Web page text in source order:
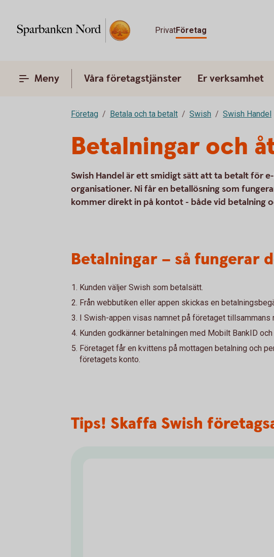
PrivatFöretag
Meny Våra företagstjänster Er verksamhet
Företag Betala och ta betalt Swish Swish Handel
Betalningar och
Swish Handel är ett smidigt sätt att ta betalt för
organisationer. Ni får en betallösning som
kommer direkt in på kontot - både vid betalning
Betalningar – så fungerar
Kunden väljer Swish som betalsätt.
Från webbutiken eller appen skickas en
I Swish-appen visas namnet på företaget
Kunden godkänner betalningen med Mobilt BankID
Företaget får en kvittens på mottagen betalning och
företagets konto.
Tips! Skaffa Swish